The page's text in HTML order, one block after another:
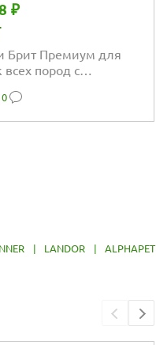
₽
Брит Премиум для
всех пород с
0
LANDOR ALPHAPET